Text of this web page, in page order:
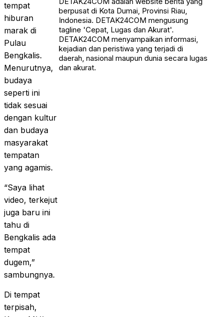
tempat
hiburan
marak di
Pulau
Bengkalis.
Menurutnya,
budaya
seperti ini
tidak sesuai
dengan kultur
dan budaya
masyarakat
tempatan
yang agamis.
“Saya lihat
video, terkejut
juga baru ini
tahu di
Bengkalis ada
tempat
dugem,”
sambungnya.
Di tempat
terpisah,
berpusat di Kota Dumai, Provinsi Riau,
Indonesia. DETAK24COM mengusung
tagline 'Cepat, Lugas dan Akurat'.
DETAK24COM menyampaikan informasi,
kejadian dan peristiwa yang terjadi di
daerah, nasional maupun dunia secara lugas
dan akurat.